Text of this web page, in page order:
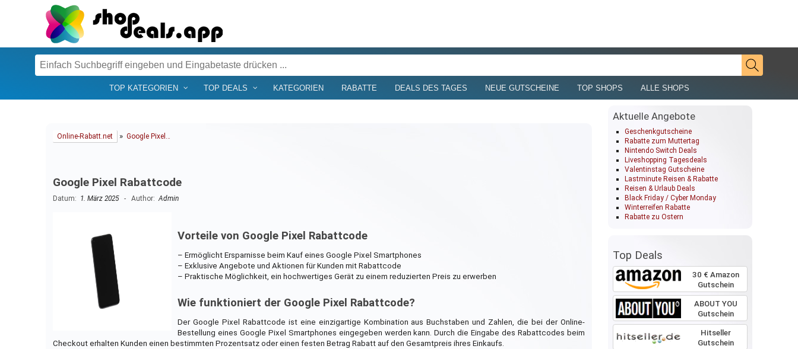
TOP KATEGORIEN TOP DEALS KATEGORIEN RABATTE DEALS DES TAGES NEUE GUTSCHEINE TOP SHOPS ALLE SHOPS
Online-Rabatt.net » Google Pixel…
Google Pixel Rabattcode
Datum: 1. März 2025- Author:Admin
Vorteile von Google Pixel Rabattcode
– Ermöglicht Ersparnisse beim Kauf eines Google Pixel Smartphones
– Exklusive Angebote und Aktionen für Kunden mit Rabattcode
– Praktische Möglichkeit, ein hochwertiges Gerät zu einem reduzierten Preis zu erwerben
Wie funktioniert der Google Pixel Rabattcode?
Der Google Pixel Rabattcode ist eine einzigartige Kombination aus Buchstaben und Zahlen, die bei der Online-
Bestellung eines Google Pixel Smartphones eingegeben werden kann. Durch die Eingabe des Rabattcodes beim
Checkout erhalten Kunden einen bestimmten Prozentsatz oder einen festen Betrag Rabatt auf den Gesamtpreis ihres Einkaufs.
Aktuelle Angebote
Geschenkgutscheine
Rabatte zum Muttertag
Nintendo Switch Deals
Liveshopping Tagesdeals
Valentinstag Gutscheine
Lastminute Reisen & Rabatte
Reisen & Urlaub Deals
Black Friday / Cyber Monday
Winterreifen Rabatte
Rabatte zu Ostern
Top Deals
30 € Amazon
Gutschein
ABOUT YOU
Gutschein
Hitseller
Gutschein